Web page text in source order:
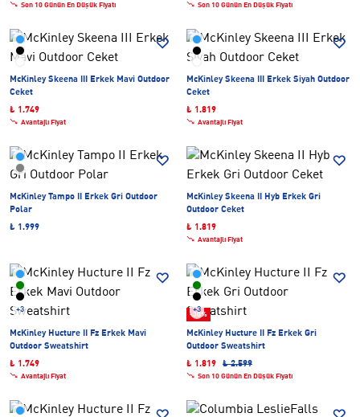
Son 10 Günün En Düşük Fiyatı Son 10 Günün En Düşük Fiyatı
McKinley Skeena III Erkek Mavi Outdoor
Ceket
₺ 1.749
Avantajlı Fiyat
McKinley Skeena III Erkek Siyah Outdoor
Ceket
₺ 1.819
Avantajlı Fiyat
McKinley Tampo II Erkek Gri Outdoor
Polar
₺ 1.999
McKinley Skeena II Hyb Erkek Gri
Outdoor Ceket
₺ 1.819
Avantajlı Fiyat
+3
McKinley Hucture II Fz Erkek Mavi
Outdoor Sweatshirt
₺ 1.749
Avantajlı Fiyat
+3
-30%
McKinley Hucture II Fz Erkek Gri
Outdoor Sweatshirt
₺ 1.819
₺ 2.599
Son 10 Günün En Düşük Fiyatı